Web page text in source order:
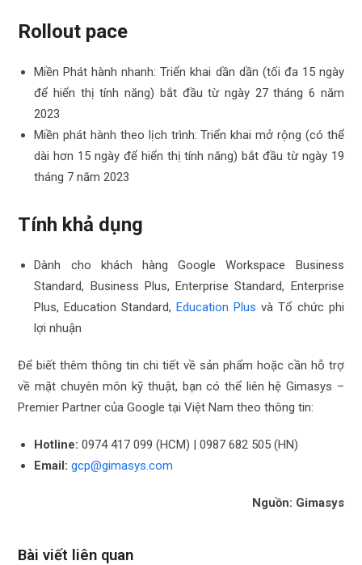
Rollout pace
Miền Phát hành nhanh: Triển khai dần dần (tối đa 15 ngày
để hiển thị tính năng) bắt đầu từ ngày 27 tháng 6 năm
2023
Miền phát hành theo lịch trình: Triển khai mở rộng (có thể
dài hơn 15 ngày để hiển thị tính năng) bắt đầu từ ngày 19
tháng 7 năm 2023
Tính khả dụng
Dành cho khách hàng Google Workspace Business
Standard, Business Plus, Enterprise Standard, Enterprise
Plus, Education Standard,Education Plus và Tổ chức phi
lợi nhuận
Để biết thêm thông tin chi tiết về sản phẩm hoặc cần hỗ trợ
về mặt chuyên môn kỹ thuật, bạn có thể liên hệ Gimasys –
Premier Partner của Google tại Việt Nam theo thông tin:
Hotline:0974 417 099 (HCM) | 0987 682 505 (HN)
Email:gcp@gimasys.com
Nguồn: Gimasys
Bài viết liên quan